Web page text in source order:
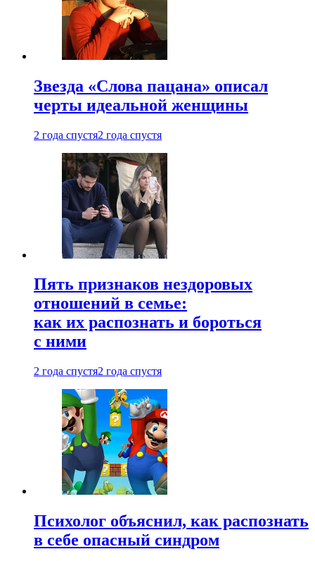
Звезда «Слова пацана» описал
черты идеальной женщины
2 года спустя2 года спустя
Пять признаков нездоровых
отношений в семье:
как их распознать и бороться
с ними
2 года спустя2 года спустя
Психолог объяснил, как распознать
в себе опасный синдром